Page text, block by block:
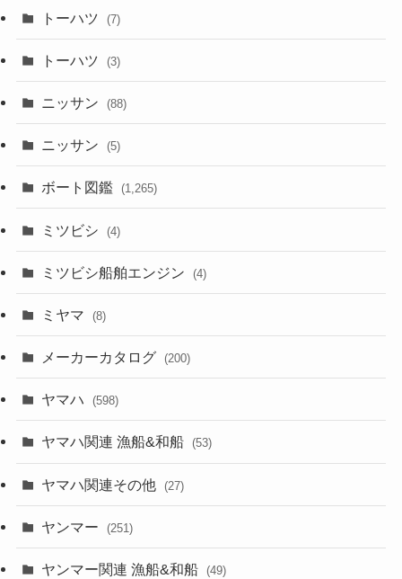
トーハツ (7)
トーハツ (3)
ニッサン (88)
ニッサン (5)
ボート図鑑 (1,265)
ミツビシ (4)
ミツビシ船舶エンジン (4)
ミヤマ (8)
メーカーカタログ (200)
ヤマハ (598)
ヤマハ関連 漁船&和船 (53)
ヤマハ関連その他 (27)
ヤンマー (251)
ヤンマー関連 漁船&和船 (49)